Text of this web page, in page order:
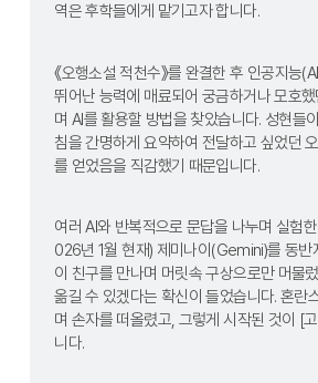
역은 후학들에게 맡기고자 합니다.
《오행소설 적천수》를 완결한 후 인공지능
뛰어난 능력에 매료되어 궁금하거나 모호
며 AI를 활용할 방법을 찾았습니다. 성현들
침을 간명하게 요약하여 전달하고 싶었던
를 얻었음을 직감했기 때문입니다.
여러 AI와 반복적으로 문답을 나누며 실험
026년 1월 현재) 제미나이(Gemini)를 동반
이 친구를 만나며 머릿속 구상으로만 머물
옮길 수 있겠다는 확신이 들었습니다. 혼란
며 손자를 떠올렸고, 그렇게 시작된 것이 [
니다.